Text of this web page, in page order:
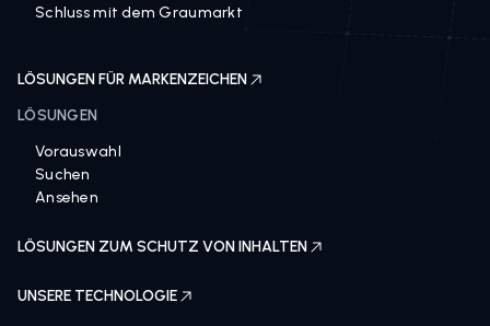
Schluss mit dem Graumarkt
LÖSUNGEN FÜR MARKENZEICHEN
LÖSUNGEN
Vorauswahl
Suchen
Ansehen
LÖSUNGEN ZUM SCHUTZ VON INHALTEN
UNSERE TECHNOLOGIE